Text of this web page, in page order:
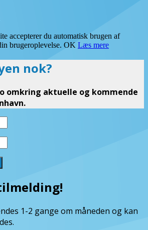
accepterer du automatisk brugen af
brugeroplevelse. OK Læs mere
nok?
omkring aktuelle og kommende
1-2 gange om måneden og kan